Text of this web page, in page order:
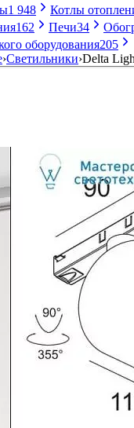
1 948 Котлы
162 Печи34
оборудования205
›Светильники›Delta